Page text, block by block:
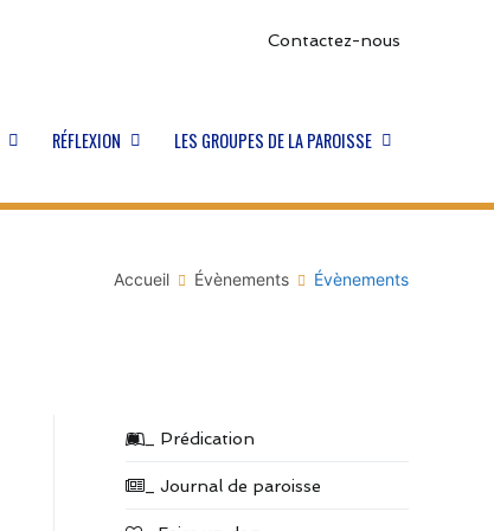
Contactez-nous
RÉFLEXION LES GROUPES DE LA PAROISSE
Accueil Évènements Évènements
_ Prédication
_ Journal de paroisse